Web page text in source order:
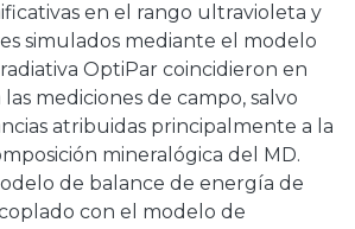
en el rango ultravioleta y
simulados mediante el modelo
OptiPar coincidieron en
mediciones de campo, salvo
atribuidas principalmente a la
mineralógica del MD.
de balance de energía de
con el modelo de